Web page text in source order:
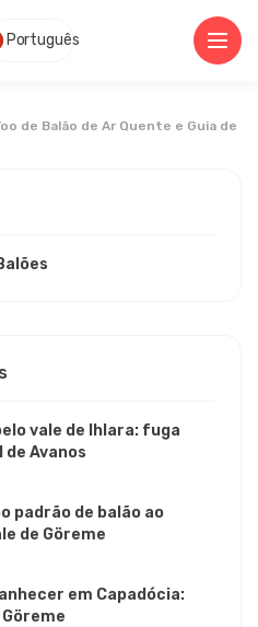
Português
de Balão de Ar Quente e Guia de
vale de Ihlara: fuga
Avanos
padrão de balão ao
de Göreme
em Capadócia: